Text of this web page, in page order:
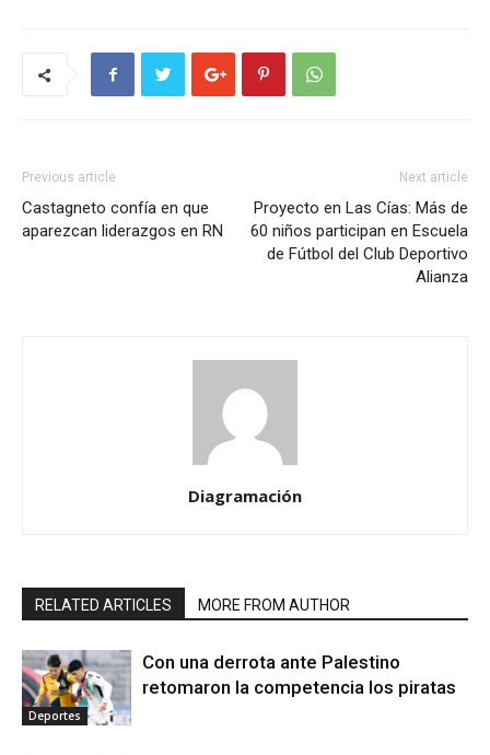
Previous article
Castagneto confía en que
aparezcan liderazgos en RN
Next article
Proyecto en Las Cías: Más de
60 niños participan en Escuela
de Fútbol del Club Deportivo
Alianza
Diagramación
RELATED ARTICLES MORE FROM AUTHOR
Deportes
Con una derrota ante Palestino
retomaron la competencia los piratas